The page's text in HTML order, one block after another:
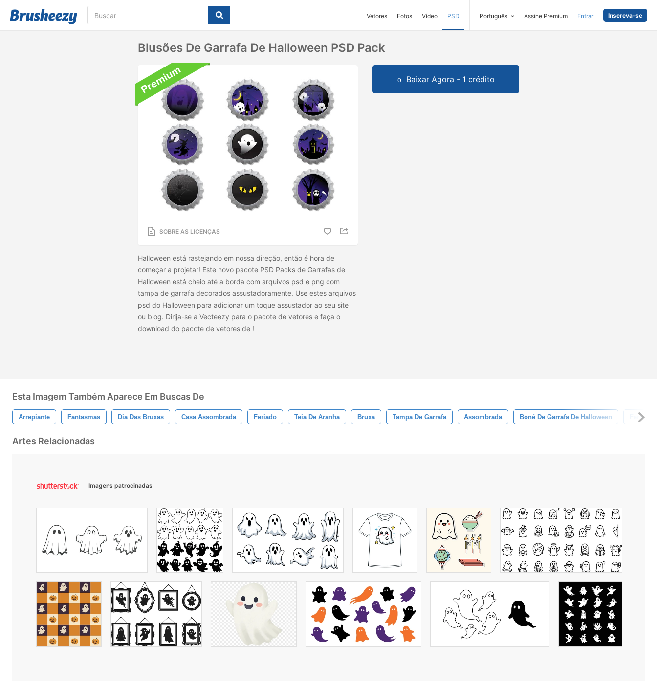
Vetores Fotos Vídeo PSD Português Assine Premium Entrar Inscreva-se
Blusões De Garrafa De Halloween PSD Pack
SOBRE AS LICENÇAS
Halloween está rastejando em nossa direção, então é hora de
começar a projetar! Este novo pacote PSD Packs de Garrafas de
Halloween está cheio até a borda com arquivos psd e png com
tampa de garrafa decorados assustadoramente. Use estes arquivos
psd do Halloween para adicionar um toque assustador ao seu site
ou blog. Dirija-se a Vecteezy para o pacote de vetores e faça o
download do pacote de vetores de !
Baixar Agora - 1 crédito
Esta Imagem Também Aparece Em Buscas De
Arrepiante Fantasmas Dia Das Bruxas Casa Assombrada Feriado Teia De Aranha Bruxa Tampa De Garrafa Assombrada Boné De Garrafa De Halloween Feriado
Artes Relacionadas
Imagens patrocinadas